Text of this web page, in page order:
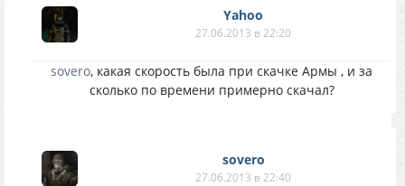
Yahoo
27.06.2013 в 22:20
sovero, какая скорость была при скачке Армы , и за
сколько по времени примерно скачал?
sovero
27.06.2013 в 22:40